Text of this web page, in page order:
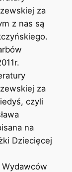
za
z nas są
za
czyli
na
Dziecięcej